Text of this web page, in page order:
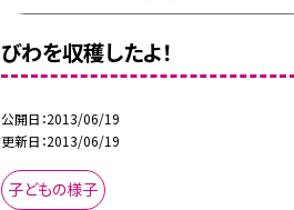
びわを収穫したよ！
公開日 2013/06/19
更新日 2013/06/19
子どもの様子